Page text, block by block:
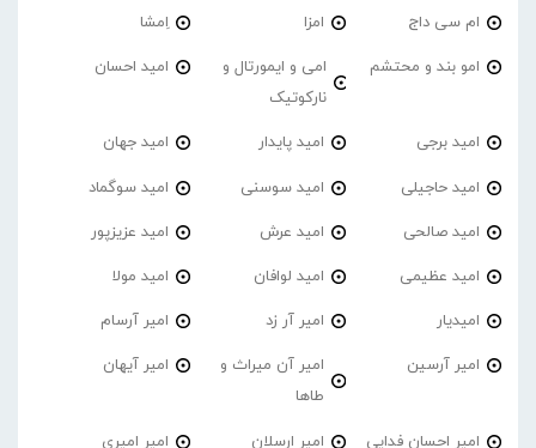
ام سی داج امزا اِمشا
امو بند و محتشم
امی و ایمورتال و
نارکوتیک
امید احسان
امید برجی امید پایدار امید جهان
امید حاجیلی امید سوسنی امید سوگماد
امید صالحی امید عرش امید عزیزپور
امید عظیمی امید لوافان امید مولا
امیدیار امیر آر زد امیر آرسام
امیر آرسین
امیر آن میراث و
طاها
امیر آیهان
امیر احسان فدایی امیر ارسلان امیر امیری